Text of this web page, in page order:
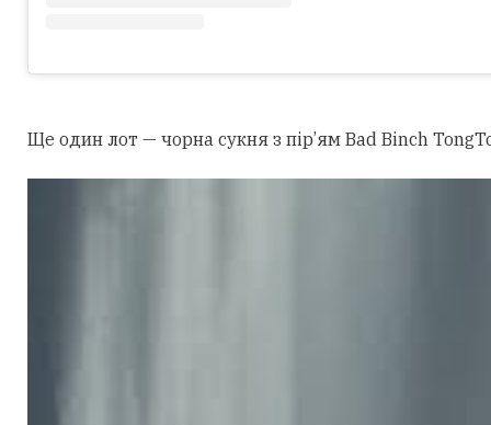
Ще один лот — чорна сукня з пір’ям Bad Binch